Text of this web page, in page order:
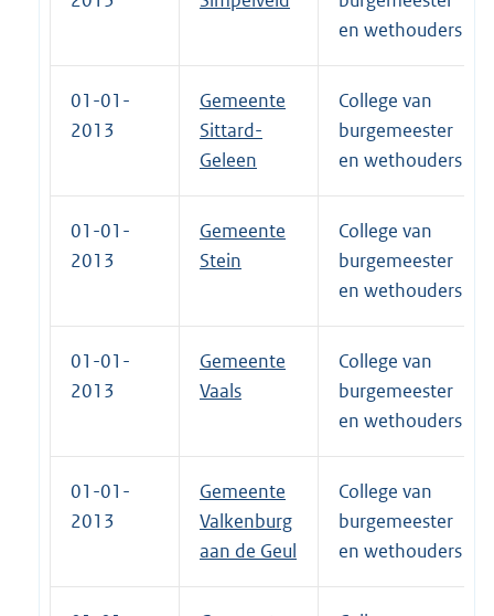
en wethouders
01-01-
2013
Gemeente
Sittard-
Geleen
College van
burgemeester
en wethouders
01-01-
2013
Gemeente
Stein
College van
burgemeester
en wethouders
01-01-
2013
Gemeente
Vaals
College van
burgemeester
en wethouders
01-01-
2013
Gemeente
Valkenburg
aan de Geul
College van
burgemeester
en wethouders